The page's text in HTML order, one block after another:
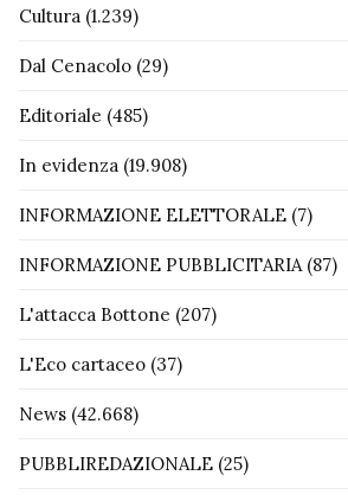
Cultura (1.239)
Dal Cenacolo (29)
Editoriale (485)
In evidenza (19.908)
INFORMAZIONE ELETTORALE (7)
INFORMAZIONE PUBBLICITARIA(87)
L'attacca Bottone (207)
L'Eco cartaceo (37)
News (42.668)
PUBBLIREDAZIONALE (25)